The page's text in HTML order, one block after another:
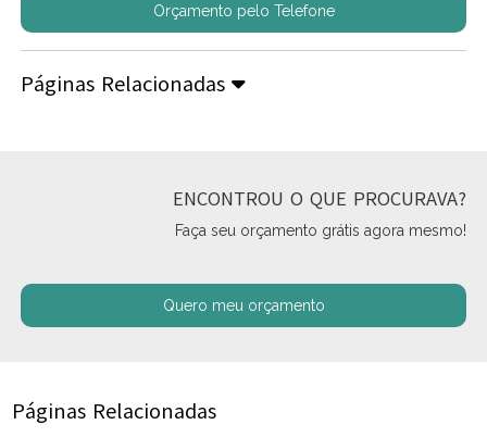
Orçamento pelo Telefone
Páginas Relacionadas
ENCONTROU O QUE PROCURAVA?
Faça seu orçamento grátis agora mesmo!
Quero meu orçamento
Páginas Relacionadas